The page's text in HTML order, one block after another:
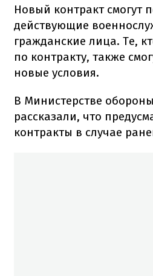
Новый контракт смогут
действующие
гражданские лица. Те,
по контракту, также
новые условия.
В Министерстве
рассказали, что
контракты в случае